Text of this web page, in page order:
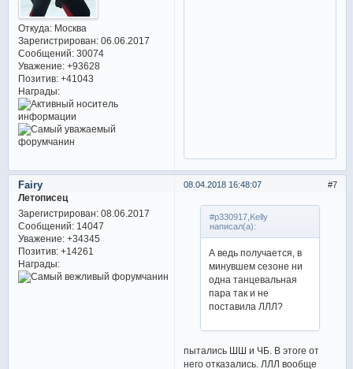
Откуда:Москва
Зарегистрирован: 06.06.2017
Сообщений:30074
Уважение: +93628
Позитив: +41043
Награды:
7
08.04.2018 16:48:07
Fairy
Летописец
Зарегистрирован: 08.06.2017
Сообщений:14047
Уважение: +34345
Позитив: +14261
Награды:
#p330917,Kelly
написал(а):
А ведь получается, в
минувшем сезоне ни
одна танцевальная
пара так и не
поставила ЛЛЛ?
пытались ШШ и ЧБ. В этоге от
него отказались. ЛЛЛ вообще